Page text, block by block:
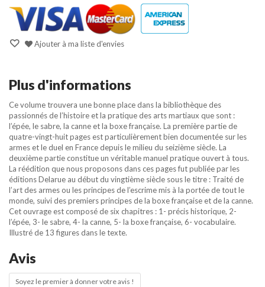
Ajouter à ma liste d'envies
Plus d'informations
Ce volume trouvera une bonne place dans la bibliothèque des
passionnés de l’histoire et la pratique des arts martiaux que sont :
l’épée, le sabre, la canne et la boxe française. La première partie de
quatre-vingt-huit pages est particulièrement bien documentée sur les
armes et le duel en France depuis le milieu du seizième siècle. La
deuxième partie constitue un véritable manuel pratique ouvert à tous.
La réédition que nous proposons dans ces pages fut publiée par les
éditions Delarue au début du vingtième siècle sous le titre : Traité de
l’art des armes ou les principes de l’escrime mis à la portée de tout le
monde, suivi des premiers principes de la boxe française et de la canne.
Cet ouvrage est composé de six chapitres : 1- précis historique, 2-
l’épée, 3- le sabre, 4- la canne, 5- la boxe française, 6- vocabulaire.
Illustré de 13 figures dans le texte.
Avis
Soyez le premier à donner votre avis !